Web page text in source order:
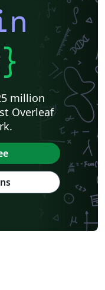
}
million
Overleaf